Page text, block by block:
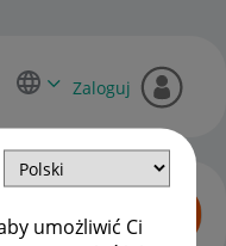
umożliwić Ci
Zaloguj